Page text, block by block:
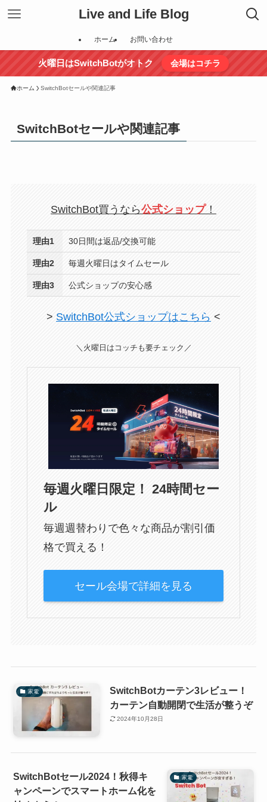
Live and Life Blog
ホーム お問い合わせ
火曜日はSwitchBotがオトク 会場はコチラ
ホーム SwitchBotセールや関連記事
SwitchBotセールや関連記事
SwitchBot買うなら公式ショップ！
理由1 30日間は返品/交換可能
理由2 毎週火曜日はタイムセール
理由3 公式ショップの安心感
> SwitchBot公式ショップはこちら <
＼火曜日はコッチも要チェック／
毎週火曜日限定！ 24時間セー
ル
毎週週替わりで色々な商品が割引価
格で買える！
セール会場で詳細を見る
家電
SwitchBotカーテン3レビュー！
カーテン自動開閉で生活が整うぞ
2024年10月28日
家電
SwitchBotセール2024！秋得キ
ャンペーンでスマートホーム化を